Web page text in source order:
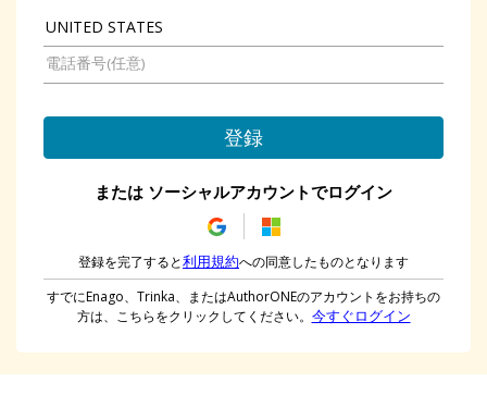
登録
または ソーシャルアカウントでログイン
登録を完了すると利用規約への同意したものとなります
すでにEnago、Trinka、またはAuthorONEのアカウントをお持ちの
方は、こちらをクリックしてください。 今すぐログイン